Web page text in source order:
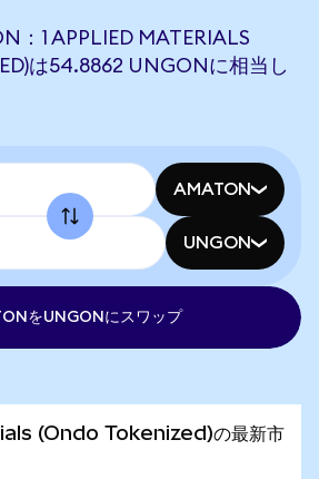
1 APPLIED MATERIALS
は54.8862 UNGONに相当し
AMATON
UNGON
をUNGONにスワップ
(Ondo Tokenized)の最新市